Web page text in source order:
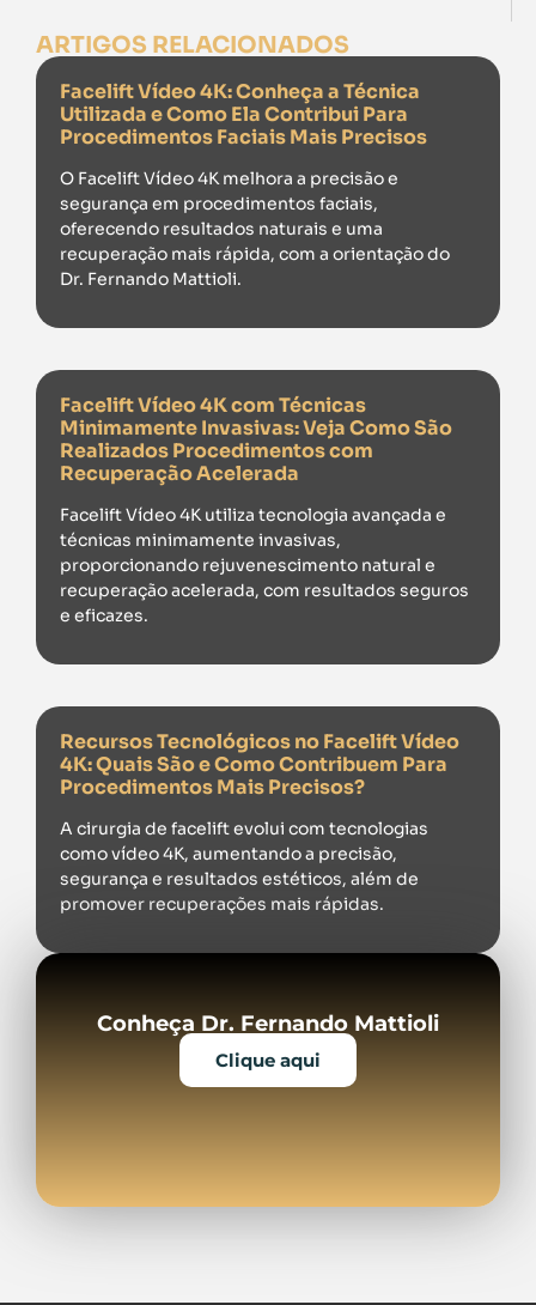
ARTIGOS RELACIONADOS
Facelift Vídeo 4K: Conheça a Técnica
Utilizada e Como Ela Contribui Para
Procedimentos Faciais Mais Precisos
O Facelift Vídeo 4K melhora a precisão e
segurança em procedimentos faciais,
oferecendo resultados naturais e uma
recuperação mais rápida, com a orientação do
Dr. Fernando Mattioli.
Facelift Vídeo 4K com Técnicas
Minimamente Invasivas: Veja Como São
Realizados Procedimentos com
Recuperação Acelerada
Facelift Vídeo 4K utiliza tecnologia avançada e
técnicas minimamente invasivas,
proporcionando rejuvenescimento natural e
recuperação acelerada, com resultados seguros
e eficazes.
Recursos Tecnológicos no Facelift Vídeo
4K: Quais São e Como Contribuem Para
Procedimentos Mais Precisos?
A cirurgia de facelift evolui com tecnologias
como vídeo 4K, aumentando a precisão,
segurança e resultados estéticos, além de
promover recuperações mais rápidas.
Conheça Dr. Fernando Mattioli
Clique aqui